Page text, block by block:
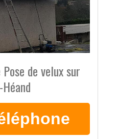
de velux sur